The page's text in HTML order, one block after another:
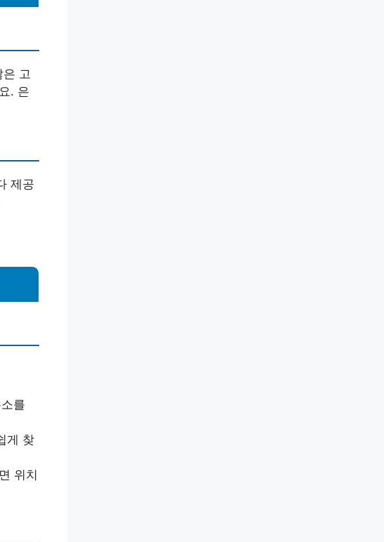
고
. 은
제공
를
게 찾
위치